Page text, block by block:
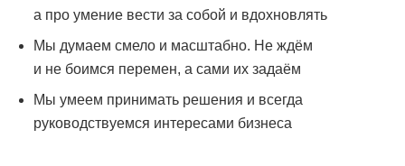
а про умение вести за собой и вдохновлять
Мы думаем смело и масштабно. Не ждём
и не боимся перемен, а сами их задаём
Мы умеем принимать решения и всегда
руководствуемся интересами бизнеса